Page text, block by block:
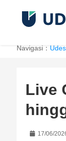
Navigasi：
Live
17/06/